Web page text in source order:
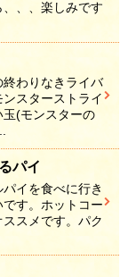
、、楽しみです
わりなきライバ
スターストライ
(モンスターの
パイ
イを食べに行き
す。ホットコー
スメです。パク